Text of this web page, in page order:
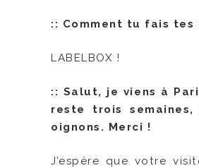
:: Comment tu fais
LABELBOX !
:: Salut, je viens à
reste trois
oignons. Merci !
J’espère que votre